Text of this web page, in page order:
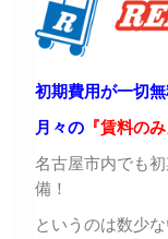
初期費用が一切
月々の 『賃料のみ
名古屋市内でも
備！
というのは数少